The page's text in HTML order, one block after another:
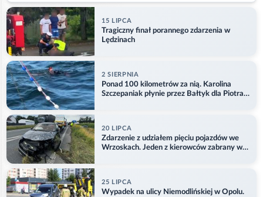
15 LIPCA
Tragiczny finał porannego zdarzenia w
Lędzinach
2 SIERPNIA
Ponad 100 kilometrów za nią. Karolina
Szczepaniak płynie przez Bałtyk dla Piotra.
20 LIPCA
Zdarzenie z udziałem pięciu pojazdów we
Wrzoskach. Jeden z kierowców zabrany w
25 LIPCA
Wypadek na ulicy Niemodlińskiej w Opolu.